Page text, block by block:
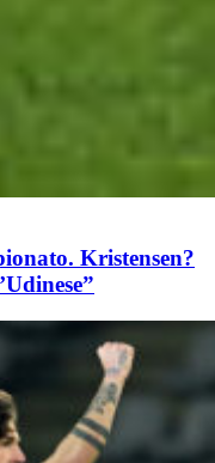
Kristensen?